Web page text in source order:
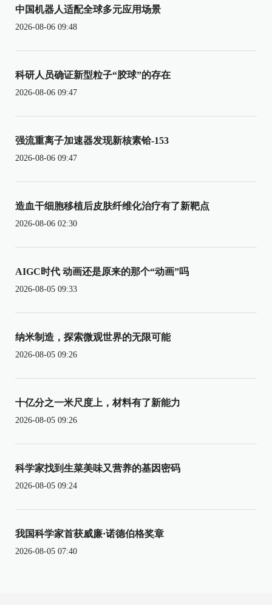
中国机器人适配全球多元应用场景
2026-08-06 09:48
科研人员确证新型粒子“胶球”的存在
2026-08-06 09:47
强流重离子加速器发现新核素铪-153
2026-08-06 09:47
造血干细胞移植后皮肤纤维化治疗有了新靶点
2026-08-06 02:30
AIGC时代 动画还是原来的那个“动画”吗
2026-08-05 09:33
纳米制造，探索微观世界的无限可能
2026-08-05 09:26
十亿分之一米尺度上，材料有了新能力
2026-08-05 09:26
科学家找到生菜美味又营养的基因密码
2026-08-05 09:24
我国科学家首获威廉·诺德伯格奖章
2026-08-05 07:40